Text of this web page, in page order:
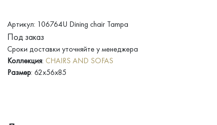
Артикул: 106764U Dining chair Tampa
Под заказ
Сроки доставки уточняйте у менеджера
Коллекция: CHAIRS AND SOFAS
Размер: 62x56x85